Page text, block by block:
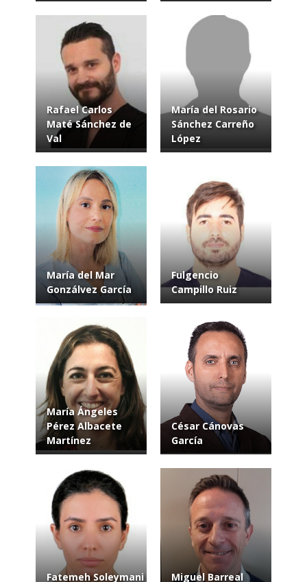
Rafael Carlos
Maté Sánchez de
Val
María del Rosario
Sánchez Carreño
López
María del Mar
Gonzálvez García
Fulgencio
Campillo Ruiz
María Ángeles
Pérez Albacete
Martínez
César Cánovas
García
Fatemeh Soleymani Miguel Barreal